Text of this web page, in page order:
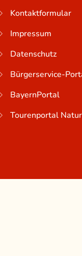
Kontaktformular
Impressum
Datenschutz
Bürgerservice-
BayernPortal
Tourenportal